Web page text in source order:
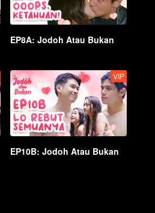
EP8A: Jodoh Atau Bukan
VIP
EP10B: Jodoh Atau Bukan